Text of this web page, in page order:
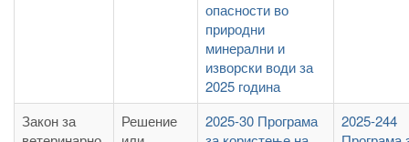
опасности во
природни
минерални и
изворски води за
2025 година
Закон за
Решение
2025-30 Програма
2025-244